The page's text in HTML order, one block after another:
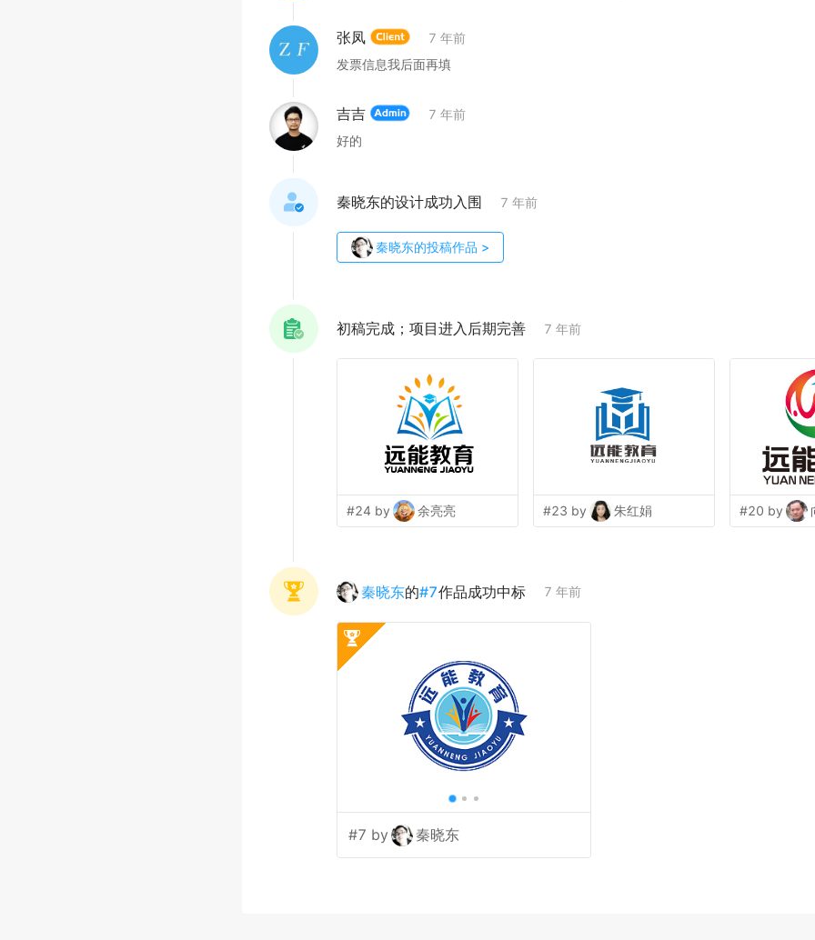
张凤
7 年前
发票信息我后面再填
吉吉
7 年前
好的
秦晓东的设计成功入围 7 年前
秦晓东的投稿作品 >
初稿完成；项目进入后期完善 7 年前
#24 by 余亮亮 #23 by 朱红娟 #20 by
秦晓东的#7作品成功中标 7 年前
#7 by 秦晓东